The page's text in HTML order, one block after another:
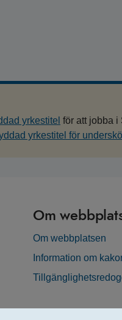
yrkestitel för att jobba i
yrkestitel för
Om
Om webbplatsen
Information om